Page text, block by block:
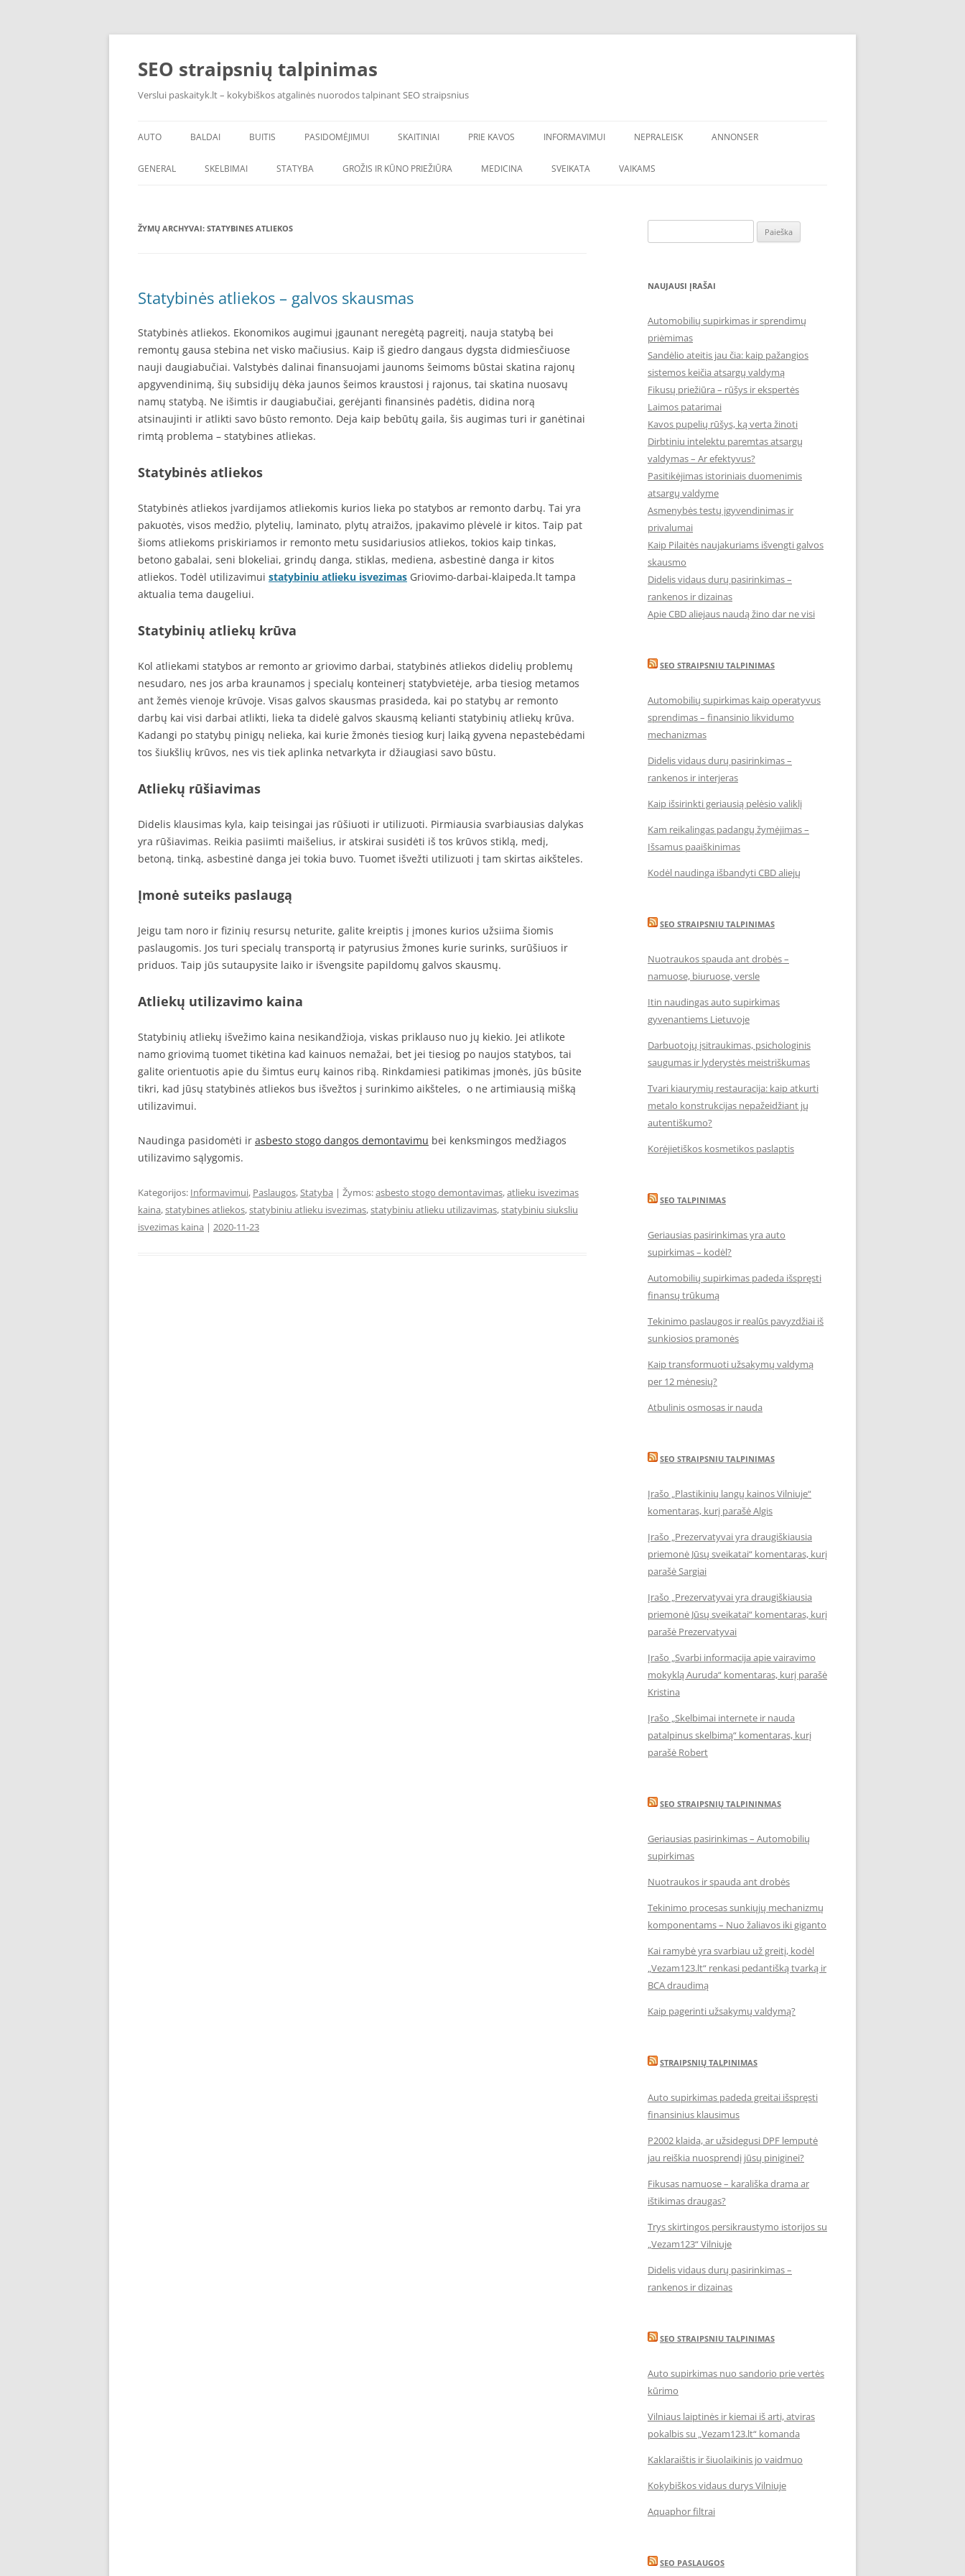
Pereiti
SEO straipsnių talpinimas
Verslui paskaityk.lt – kokybiškos atgalinės nuorodos talpinant SEO straipsnius
AUTO
PADANGOS
BALDAI BUITIS
ĮRANGA VANDENS FILTRAI
PASIDOMĖJIMUI SKAITINIAI PRIE KAVOS INFORMAVIMUI NEPRALEISK ANNONSER
GENERAL SKELBIMAI STATYBA GROŽIS IR KŪNO PRIEŽIŪRA MEDICINA SVEIKATA VAIKAMS
ŽYMŲ ARCHYVAI: STATYBINES ATLIEKOS
Statybinės atliekos – galvos skausmas
Statybinės atliekos. Ekonomikos augimui įgaunant neregėtą pagreitį, nauja statybą bei
remontų gausa stebina net visko mačiusius. Kaip iš giedro dangaus dygsta didmiesčiuose
nauji daugiabučiai. Valstybės dalinai finansuojami jaunoms šeimoms būstai skatina rajonų
apgyvendinimą, šių subsidijų dėka jaunos šeimos kraustosi į rajonus, tai skatina nuosavų
namų statybą. Ne išimtis ir daugiabučiai, gerėjanti finansinės padėtis, didina norą
atsinaujinti ir atlikti savo būsto remonto. Deja kaip bebūtų gaila, šis augimas turi ir ganėtinai
rimtą problema – statybines atliekas.
Statybinės atliekos
Statybinės atliekos įvardijamos atliekomis kurios lieka po statybos ar remonto darbų. Tai yra
pakuotės, visos medžio, plytelių, laminato, plytų atraižos, įpakavimo plėvelė ir kitos. Taip pat
šioms atliekoms priskiriamos ir remonto metu susidariusios atliekos, tokios kaip tinkas,
betono gabalai, seni blokeliai, grindų danga, stiklas, mediena, asbestinė danga ir kitos
atliekos. Todėl utilizavimui statybiniu atlieku isvezimas Griovimo-darbai-klaipeda.lt tampa
aktualia tema daugeliui.
Statybinių atliekų krūva
Kol atliekami statybos ar remonto ar griovimo darbai, statybinės atliekos didelių problemų
nesudaro, nes jos arba kraunamos į specialų konteinerį statybvietėje, arba tiesiog metamos
ant žemės vienoje krūvoje. Visas galvos skausmas prasideda, kai po statybų ar remonto
darbų kai visi darbai atlikti, lieka ta didelė galvos skausmą kelianti statybinių atliekų krūva.
Kadangi po statybų pinigų nelieka, kai kurie žmonės tiesiog kurį laiką gyvena nepastebėdami
tos šiukšlių krūvos, nes vis tiek aplinka netvarkyta ir džiaugiasi savo būstu.
Atliekų rūšiavimas
Didelis klausimas kyla, kaip teisingai jas rūšiuoti ir utilizuoti. Pirmiausia svarbiausias dalykas
yra rūšiavimas. Reikia pasiimti maišelius, ir atskirai susidėti iš tos krūvos stiklą, medį,
betoną, tinką, asbestinė danga jei tokia buvo. Tuomet išvežti utilizuoti į tam skirtas aikšteles.
Įmonė suteiks paslaugą
Jeigu tam noro ir fizinių resursų neturite, galite kreiptis į įmones kurios užsiima šiomis
paslaugomis. Jos turi specialų transportą ir patyrusius žmones kurie surinks, surūšiuos ir
priduos. Taip jūs sutaupysite laiko ir išvengsite papildomų galvos skausmų.
Atliekų utilizavimo kaina
Statybinių atliekų išvežimo kaina nesikandžioja, viskas priklauso nuo jų kiekio. Jei atlikote
namo griovimą tuomet tikėtina kad kainuos nemažai, bet jei tiesiog po naujos statybos, tai
galite orientuotis apie du šimtus eurų kainos ribą. Rinkdamiesi patikimas įmonės, jūs būsite
tikri, kad jūsų statybinės atliekos bus išvežtos į surinkimo aikšteles, o ne artimiausią mišką
utilizavimui.
Naudinga pasidomėti ir asbesto stogo dangos demontavimu bei kenksmingos medžiagos
utilizavimo sąlygomis.
Kategorijos: Informavimui, Paslaugos,Statyba | Žymos:asbesto stogo demontavimas,atlieku isvezimas
kaina,statybines atliekos,statybiniu atlieku isvezimas,statybiniu atlieku utilizavimas,statybiniu siuksliu
isvezimas kaina | 2020-11-23
NAUJAUSI ĮRAŠAI
Automobilių supirkimas ir sprendimų
priėmimas
Sandėlio ateitis jau čia: kaip pažangios
sistemos keičia atsargų valdymą
Fikusų priežiūra – rūšys ir ekspertės
Laimos patarimai
Kavos pupelių rūšys, ką verta žinoti
Dirbtiniu intelektu paremtas atsargų
valdymas – Ar efektyvus?
Pasitikėjimas istoriniais duomenimis
atsargų valdyme
Asmenybės testų įgyvendinimas ir
privalumai
Kaip Pilaitės naujakuriams išvengti galvos
skausmo
Didelis vidaus durų pasirinkimas –
rankenos ir dizainas
Apie CBD aliejaus naudą žino dar ne visi
SEO STRAIPSNIU TALPINIMAS
Automobilių supirkimas kaip operatyvus
sprendimas – finansinio likvidumo
mechanizmas
Didelis vidaus durų pasirinkimas –
rankenos ir interjeras
Kaip išsirinkti geriausią pelėsio valiklį
Kam reikalingas padangų žymėjimas –
Išsamus paaiškinimas
Kodėl naudinga išbandyti CBD aliejų
SEO STRAIPSNIU TALPINIMAS
Nuotraukos spauda ant drobės –
namuose, biuruose, versle
Itin naudingas auto supirkimas
gyvenantiems Lietuvoje
Darbuotojų įsitraukimas, psichologinis
saugumas ir lyderystės meistriškumas
Tvari kiaurymių restauracija: kaip atkurti
metalo konstrukcijas nepažeidžiant jų
autentiškumo?
Korėjietiškos kosmetikos paslaptis
SEO TALPINIMAS
Geriausias pasirinkimas yra auto
supirkimas – kodėl?
Automobilių supirkimas padeda išspręsti
finansų trūkumą
Tekinimo paslaugos ir realūs pavyzdžiai iš
sunkiosios pramonės
Kaip transformuoti užsakymų valdymą
per 12 mėnesių?
Atbulinis osmosas ir nauda
SEO STRAIPSNIU TALPINIMAS
Įrašo „Plastikinių langų kainos Vilniuje“
komentaras, kurį parašė Algis
Įrašo „Prezervatyvai yra draugiškiausia
priemonė Jūsų sveikatai“ komentaras, kurį
parašė Sargiai
Įrašo „Prezervatyvai yra draugiškiausia
priemonė Jūsų sveikatai“ komentaras, kurį
parašė Prezervatyvai
Įrašo „Svarbi informacija apie vairavimo
mokyklą Auruda“ komentaras, kurį parašė
Kristina
Įrašo „Skelbimai internete ir nauda
patalpinus skelbimą“ komentaras, kurį
parašė Robert
SEO STRAIPSNIŲ TALPININMAS
Geriausias pasirinkimas – Automobilių
supirkimas
Nuotraukos ir spauda ant drobės
Tekinimo procesas sunkiųjų mechanizmų
komponentams – Nuo žaliavos iki giganto
Kai ramybė yra svarbiau už greitį, kodėl
„Vezam123.lt“ renkasi pedantišką tvarką ir
BCA draudimą
Kaip pagerinti užsakymų valdymą?
STRAIPSNIŲ TALPINIMAS
Auto supirkimas padeda greitai išspręsti
finansinius klausimus
P2002 klaida, ar užsidegusi DPF lemputė
jau reiškia nuosprendį jūsų piniginei?
Fikusas namuose – karališka drama ar
ištikimas draugas?
Trys skirtingos persikraustymo istorijos su
„Vezam123“ Vilniuje
Didelis vidaus durų pasirinkimas –
rankenos ir dizainas
SEO STRAIPSNIU TALPINIMAS
Auto supirkimas nuo sandorio prie vertės
kūrimo
Vilniaus laiptinės ir kiemai iš arti, atviras
pokalbis su „Vezam123.lt“ komanda
Kaklaraištis ir šiuolaikinis jo vaidmuo
Kokybiškos vidaus durys Vilniuje
Aquaphor filtrai
SEO PASLAUGOS